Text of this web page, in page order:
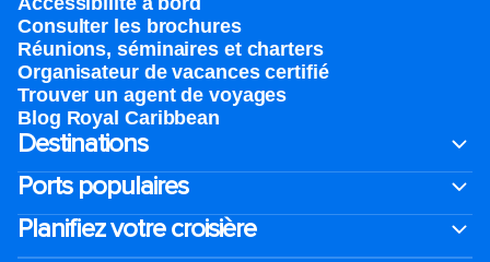
Consulter les brochures
Réunions, séminaires et charters
Organisateur de vacances certifié
Trouver un agent de voyages
Blog Royal Caribbean
Destinations
Ports populaires
Planifiez votre croisière